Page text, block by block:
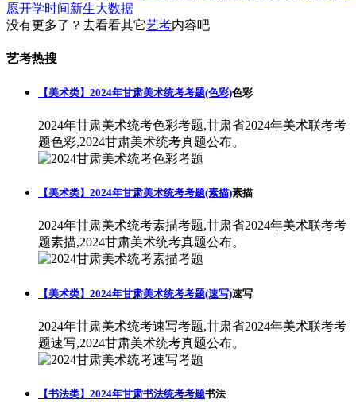
愿开学时间新生大数据
没有更多了？去看看其它艺考内容吧
艺考热搜
【美术类】2024年甘肃美术统考考题(色彩)色彩
2024年甘肃美术统考色彩考题,甘肃省2024年美术联考考
题色彩,2024甘肃美术统考真题公布。
【美术类】2024年甘肃美术统考考题(素描)素描
2024年甘肃美术统考素描考题,甘肃省2024年美术联考考
题素描,2024甘肃美术统考真题公布。
【美术类】2024年甘肃美术统考考题(速写)速写
2024年甘肃美术统考速写考题,甘肃省2024年美术联考考
题速写,2024甘肃美术统考真题公布。
【书法类】2024年甘肃书法统考考题书法